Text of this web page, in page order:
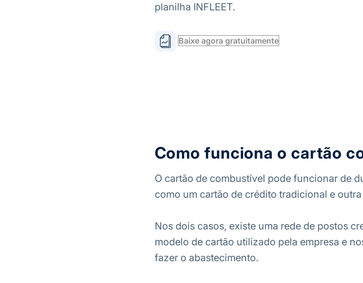
planilha INFLEET.
Baixe agora gratuitamente
Como funciona o cartão
O cartão de combustível pode funcionar de
como um cartão de crédito tradicional e
Nos dois casos, existe uma rede de postos
modelo de cartão utilizado pela empresa e
fazer o abastecimento.